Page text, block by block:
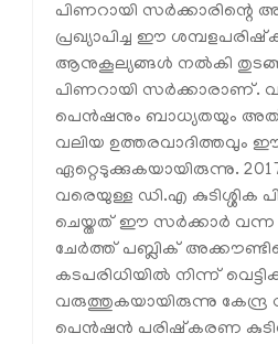
പിണറായി
പ്രഖ്യാപിച്ച ഈ
ആനുകൂല്യങ്ങൾ നൽകി
പിണറായി സർക്കാരാണ്.
പെൻഷനും ബാധ്യതയും
വലിയ ഉത്തരവാദിത്തവും
ഏറ്റെടുക്കുകയായിരുന്നു.
വരെയുള്ള ഡി.എ കുടിശ്ശിക
ചെയ്തത് ഈ സർക്കാർ
ചേർത്ത് പബ്ലിക്
കടപരിധിയിൽ നിന്ന്
വരുത്തുകയായിരുന്നു കേന്ദ്ര
പെൻഷൻ പരിഷ്‌കരണ